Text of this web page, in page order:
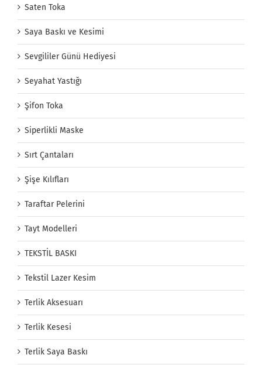
Saten Toka
Saya Baskı ve Kesimi
Sevgililer Günü Hediyesi
Seyahat Yastığı
Şifon Toka
Siperlikli Maske
Sırt Çantaları
Şişe Kılıfları
Taraftar Pelerini
Tayt Modelleri
TEKSTİL BASKI
Tekstil Lazer Kesim
Terlik Aksesuarı
Terlik Kesesi
Terlik Saya Baskı